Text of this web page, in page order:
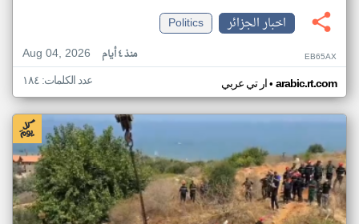
اخبار الجزائر
Politics
Aug 04, 2026
منذ ٤ أيام EB65AX
ار تي عربي• arabic.rt.com عدد الكلمات: ١٨٤